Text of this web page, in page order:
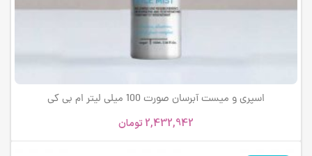
اسپری و میست آبرسان صورت 100 میلی لیتر ام بی کی
2,432,942تومان